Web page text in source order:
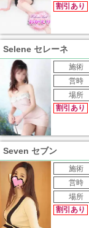
割引あり
Selene セレーネ
施術
営時
場所
割引あり
Seven セブン
施術
営時
場所
割引あり